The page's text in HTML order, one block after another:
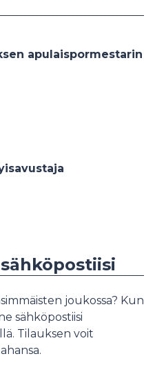
apulaispormestarin
joukossa? Kun
sähköpostiisi
Tilauksen voit